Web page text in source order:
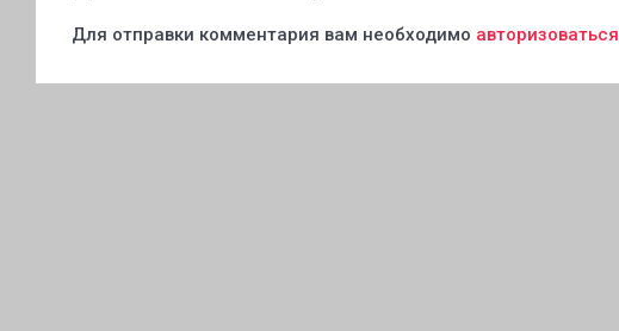
Для отправки комментария вам необходимо авторизоваться